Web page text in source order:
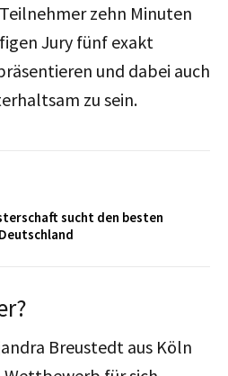
zehn Minuten
Jury fünf exakt
und dabei auch
zu sein.
sucht den besten
Breustedt aus Köln